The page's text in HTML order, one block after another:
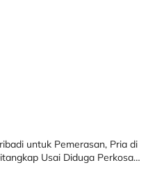
untuk Pemerasan, Pria di
Usai Diduga Perkosa